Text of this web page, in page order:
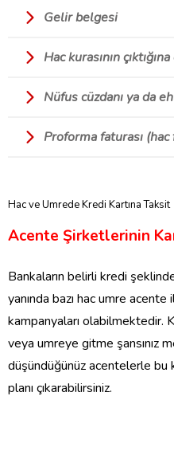
Gelir belgesi
Hac kurasının
Nüfus cüzdanı ya da
Proforma faturası
Hac ve Umrede Kredi Kartına Taksit
Acente Şirketlerinin
Bankaların belirli kredi
yanında bazı hac umre
kampanyaları olabilmektedir.
veya umreye gitme şansınız
düşündüğünüz acentelerle
planı çıkarabilirsiniz.